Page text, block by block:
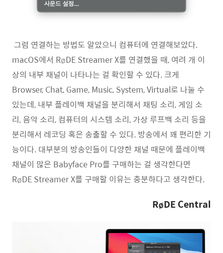
그럼 연결하는 방법도 알았으니 컴퓨터에 연결해보았다.
macOS에서 RøDE Streamer X를 연결했을 때, 여려 개 이
상의 내부 채널이 나타나는 걸 확인할 수 있다. 크게
Browser, Chat, Game, Music, System, Virtual로 나눌 수
있는데, 내부 플레이백 채널을 분리해서 채팅 소리, 게임 소
리, 음악 소리, 컴퓨터의 시스템 소리, 가상 루프백 소리 등을
분리해서 레코딩 혹은 송출할 수 있다. 방송에서 꽤 편리한 기
능이다. 대부분의 방송인들이 다양한 채널 때문에 플레이백
채널이 많은 Babyface Pro를 구매하는 걸 생각한다면
RøDE Streamer X를 구매할 이유는 충분하다고 생각한다.
RøDE Central